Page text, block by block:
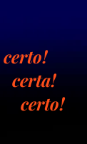
certo!
certa!
certo!